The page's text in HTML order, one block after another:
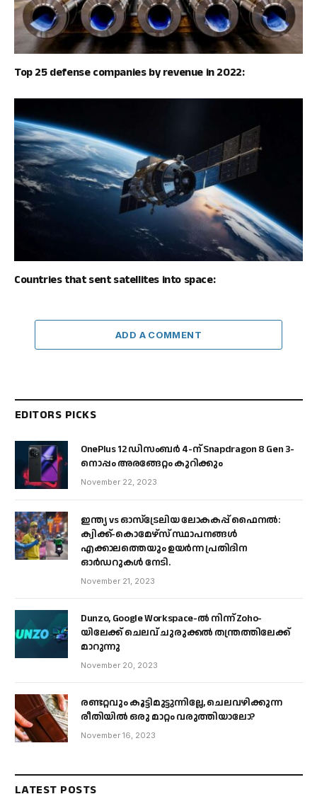
Top 25 defense companies by revenue in 2022:
Countries that sent satellites into space:
ADD A COMMENT
EDITORS PICKS
OnePlus 12 ഡിസംബർ 4-ന് Snapdragon 8 Gen 3-
നൊപ്പം അരങ്ങേറ്റം കുറിക്കും
November 22, 2023
ഇന്ത്യ vs ഓസ്‌ട്രേലിയ ലോകകപ്പ് ഫൈനൽ:
ക്വിക്ക്-കൊമേഴ്‌സ് സ്ഥാപനങ്ങൾ
എക്കാലത്തെയും ഉയർന്ന പ്രതിദിന
ഓർഡറുകൾ നേടി.
November 21, 2023
Dunzo, Google Workspace-ൽ നിന്ന് Zoho-
യിലേക്ക് ചെലവ് ചുരുക്കൽ തന്ത്രത്തിലേക്ക്
മാറുന്നു
November 20, 2023
രണ്ടറ്റവും കൂട്ടിമുട്ടുന്നില്ലേ, ചെലവഴിക്കുന്ന
രീതിയിൽ ഒരു മാറ്റം വരുത്തിയാലോ?
November 16, 2023
LATEST POSTS